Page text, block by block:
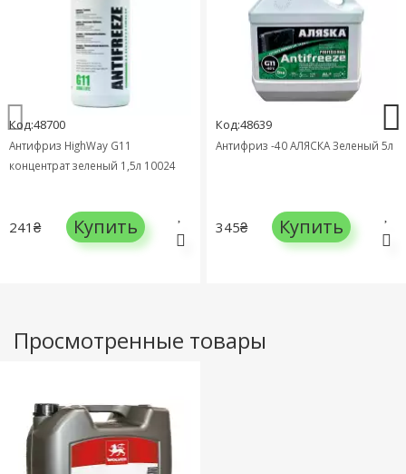
Код:48700
Антифриз HighWay G11
концентрат зеленый 1,5л 10024
241₴ Купить
Код:48639
Антифриз -40 АЛЯСКА Зеленый 5л
345₴ Купить
Просмотренные товары